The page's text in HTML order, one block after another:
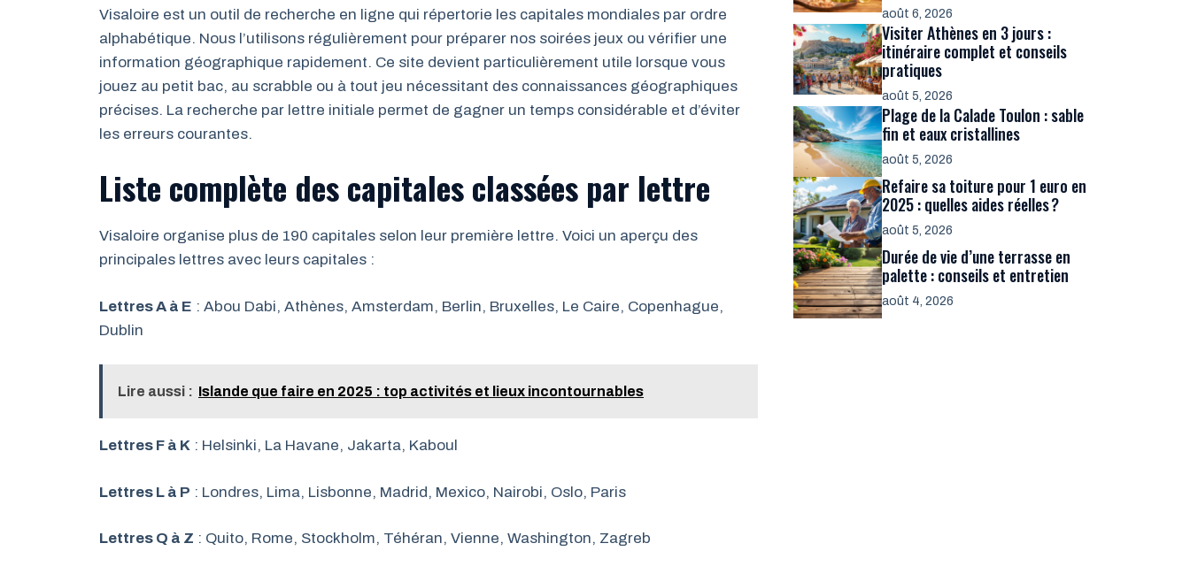
Visaloire est un outil de recherche en ligne qui répertorie les capitales mondiales par ordre
alphabétique. Nous l’utilisons régulièrement pour préparer nos soirées jeux ou vérifier une
information géographique rapidement. Ce site devient particulièrement utile lorsque vous
jouez au petit bac, au scrabble ou à tout jeu nécessitant des connaissances géographiques
précises. La recherche par lettre initiale permet de gagner un temps considérable et d’éviter
les erreurs courantes.
Liste complète des capitales classées par lettre
Visaloire organise plus de 190 capitales selon leur première lettre. Voici un aperçu des
principales lettres avec leurs capitales :
Lettres A à E : Abou Dabi, Athènes, Amsterdam, Berlin, Bruxelles, Le Caire, Copenhague,
Dublin
Lire aussi : Islande que faire en 2025 : top activités et lieux incontournables
Lettres F à K : Helsinki, La Havane, Jakarta, Kaboul
Lettres L à P : Londres, Lima, Lisbonne, Madrid, Mexico, Nairobi, Oslo, Paris
Lettres Q à Z : Quito, Rome, Stockholm, Téhéran, Vienne, Washington, Zagreb
août 6, 2026
Visiter Athènes en 3 jours :
itinéraire complet et conseils
pratiques
août 5, 2026
Plage de la Calade Toulon : sable
fin et eaux cristallines
août 5, 2026
Refaire sa toiture pour 1 euro en
2025 : quelles aides réelles ?
août 5, 2026
Durée de vie d’une terrasse en
palette : conseils et entretien
août 4, 2026